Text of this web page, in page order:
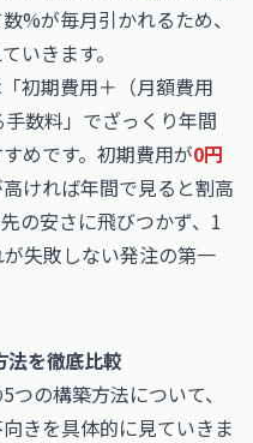
%が毎月引かれるため、
いきます。
初期費用＋（月額費用
数料」でざっくり年間
めです。初期費用が0円
ければ年間で見ると割高
の安さに飛びつかず、1
失敗しない発注の第一
法を徹底比較
の構築方法について、
きを具体的に見ていきま